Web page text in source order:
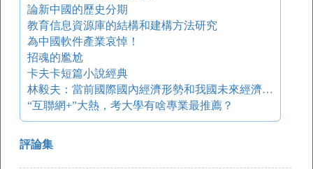
論新中國的歷史分期
教育信息資源庫的結構和建構方法研究
為中國軟件產業哀悼！
招魂的尷尬
卡夫卡短篇小說經典
林毅夫：當前國際國內經濟形勢和我國未來經濟發展
“互聯網+”大熱，考大學有啥專業最推薦？
評論集